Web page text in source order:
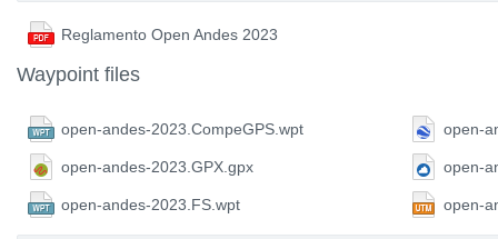
Reglamento Open Andes 2023
Waypoint files
open-andes-2023.CompeGPS.wpt open-
open-andes-2023.GPX.gpx open-
open-andes-2023.FS.wpt open-